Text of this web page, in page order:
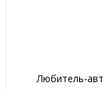
Любитель-